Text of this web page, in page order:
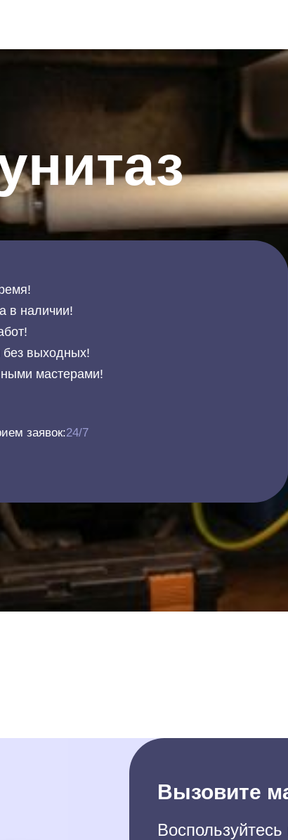
в наличии!
без выходных!
мастерами!
заявок:24/7
Вызовите